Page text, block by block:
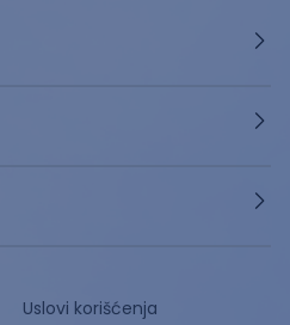
Uslovi korišćenja